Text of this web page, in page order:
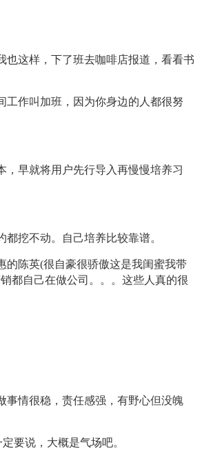
这样，下了班去咖啡店报道，看看书
作叫加班，因为你身边的人都很努
早就将用户先行导入再慢慢培养习
挖不动。自己培养比较靠谱。
陈英(很自豪很骄傲这是我闺蜜我带
都自己在做公司。。。这些人真的很
情很稳，责任感强，有野心但没魄
要说，大概是气场吧。